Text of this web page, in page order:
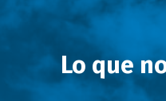
Lo que